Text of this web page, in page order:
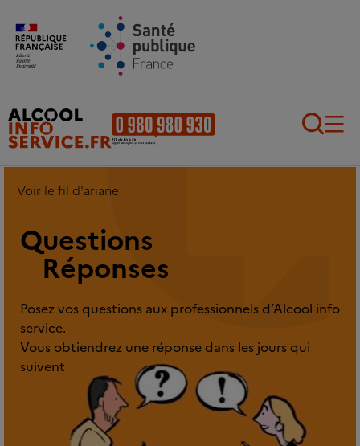
Aller au contenu principal
Voir le fil d'ariane
Questions
Réponses
Posez vos questions aux professionnels d’Alcool info
service.
Vous obtiendrez une réponse dans les jours qui
suivent